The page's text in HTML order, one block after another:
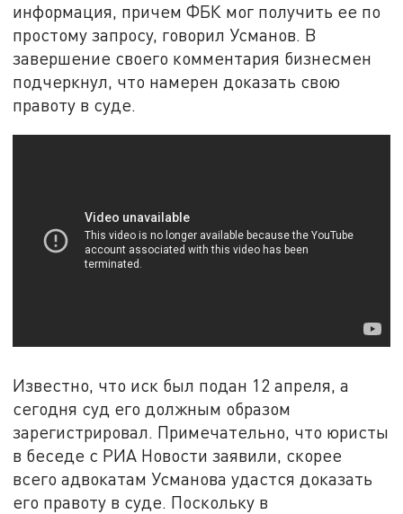
информация, причем ФБК мог получить ее по
простому запросу, говорил Усманов. В
завершение своего комментария бизнесмен
подчеркнул, что намерен доказать свою
правоту в суде.
Известно, что иск был подан 12 апреля, а
сегодня суд его должным образом
зарегистрировал. Примечательно, что юристы
в беседе с РИА Новости заявили, скорее
всего адвокатам Усманова удастся доказать
его правоту в суде. Поскольку в